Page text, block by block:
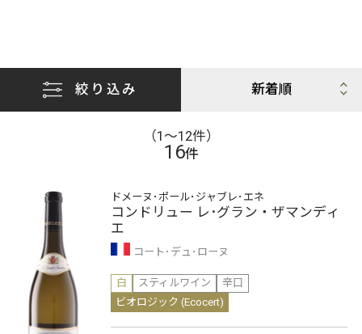
絞り込み
（1〜12件）
16件
ドメーヌ･ポール･ジャブレ･エネ
コンドリュー レ･グラン・ザマンディ
エ
コート･デュ･ローヌ
白
スティルワイン
辛口
ビオロジック (Ecocert)